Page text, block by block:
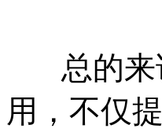
总的
用，不仅